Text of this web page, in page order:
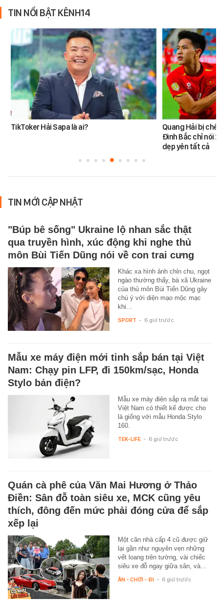
TIN NỔI BẬT KÊNH14
TikToker Hải Sapa là ai?
Quang Hải bị
Đình Bắc chỉ nói
dẹp yên tất cả
TIN MỚI CẬP NHẬT
"Búp bê sống" Ukraine lộ nhan sắc thật
qua truyền hình, xúc động khi nghe thủ
môn Bùi Tiến Dũng nói về con trai cưng
Khác xa hình ảnh chỉn chu, ngọt
ngào thường thấy, bà xã Ukraine
của thủ môn Bùi Tiến Dũng gây
chú ý với diện mạo mộc mạc
khi…
SPORT - 6 giờ trước
Mẫu xe máy điện mới tinh sắp bán tại Việt
Nam: Chạy pin LFP, đi 150km/sạc, Honda
Stylo bản điện?
Mẫu xe máy điện sắp ra mắt tại
Việt Nam có thiết kế được cho
là giống với mẫu Honda Stylo
160.
TEK-LIFE - 6 giờ trước
Quán cà phê của Văn Mai Hương ở Thảo
Điền: Sân đỗ toàn siêu xe, MCK cũng yêu
thích, đông đến mức phải đóng cửa để sắp
xếp lại
Một căn nhà cấp 4 cũ được giữ
lại gần như nguyên vẹn những
vết loang trên tường, vài chiếc
siêu xe đỗ ngay giữa sân, và…
ĂN - CHƠI - ĐI - 6 giờ trước